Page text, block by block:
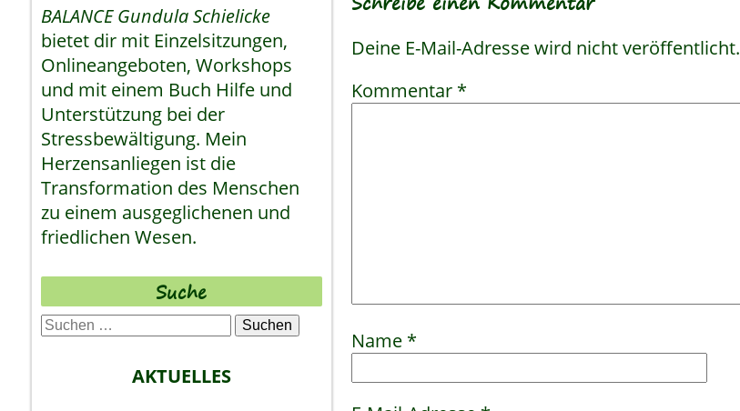
BALANCE Gundula Schielicke
bietet dir mit Einzelsitzungen,
Onlineangeboten, Workshops
und mit einem Buch Hilfe und
Unterstützung bei der
Stressbewältigung. Mein
Herzensanliegen ist die
Transformation des Menschen
zu einem ausgeglichenen und
friedlichen Wesen.
Suche
Suchen
nach:
AKTUELLES
Deine E-Mail-Adresse wird nicht veröffentlicht.
Kommentar *
Name *